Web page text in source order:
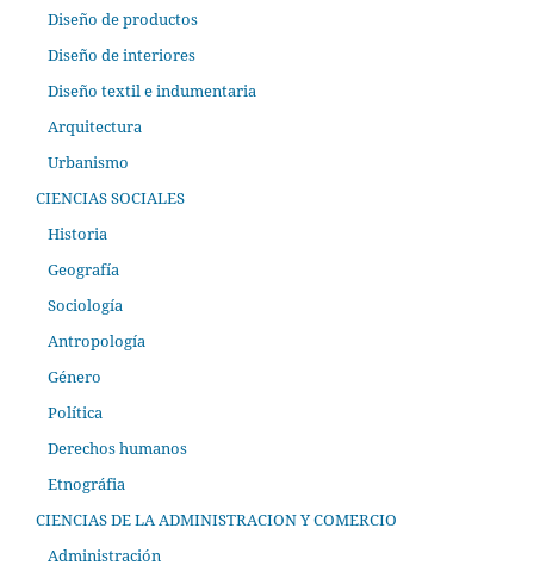
Diseño de productos
Diseño de interiores
Diseño textil e indumentaria
Arquitectura
Urbanismo
CIENCIAS SOCIALES
Historia
Geografía
Sociología
Antropología
Género
Política
Derechos humanos
Etnográfia
CIENCIAS DE LA ADMINISTRACION Y COMERCIO
Administración